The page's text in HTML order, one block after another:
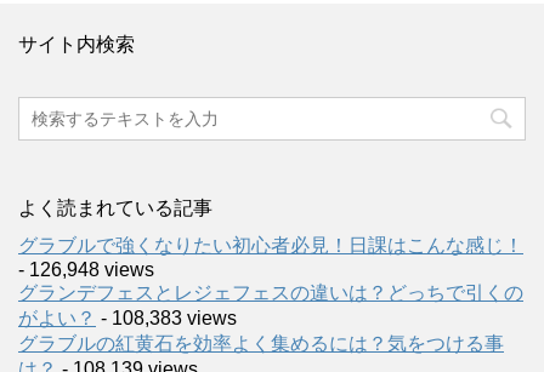
サイト内検索
よく読まれている記事
グラブルで強くなりたい初心者必見！日課はこんな感じ！
- 126,948 views
グランデフェスとレジェフェスの違いは？どっちで引くの
がよい？ - 108,383 views
グラブルの紅黄石を効率よく集めるには？気をつける事